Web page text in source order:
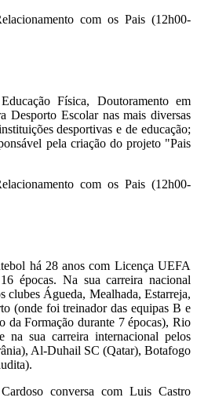
com os Pais (12h00-
Física, Doutoramento em
Desporto Escolar nas mais diversas
desportivas e de educação;
pela criação do projeto "Pais
com os Pais (12h00-
há 28 anos com Licença UEFA
épocas. Na sua carreira nacional
clubes Águeda, Mealhada, Estarreja,
(onde foi treinador das equipas B e
da Formação durante 7 épocas), Rio
sua carreira internacional pelos
Al-Duhail SC (Qatar), Botafogo
conversa com Luis Castro